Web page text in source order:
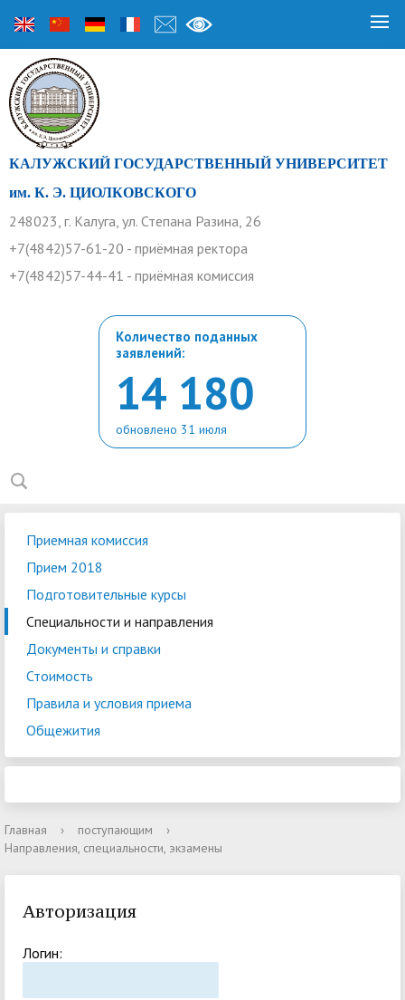
КАЛУЖСКИЙ ГОСУДАРСТВЕННЫЙ УНИВЕРСИТЕТ
им. К. Э. ЦИОЛКОВСКОГО
248023, г. Калуга, ул. Степана Разина, 26
+7(4842)57-61-20 - приёмная ректора
+7(4842)57-44-41 - приёмная комиссия
Количество поданных
заявлений:
14 180
обновлено 31 июля
Приемная комиссия
Прием 2018
Подготовительные курсы
Специальности и направления
Документы и справки
Стоимость
Правила и условия приема
Общежития
Главная › поступающим
›
Направления, специальности, экзамены
Авторизация
Логин: